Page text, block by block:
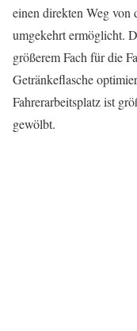
einen direkten Weg von
umgekehrt ermöglicht.
größerem Fach für die
Getränkeflasche
Fahrerarbeitsplatz ist
gewölbt.